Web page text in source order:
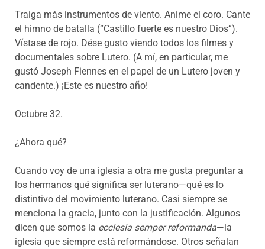
Traiga más instrumentos de viento. Anime el coro. Cante
el himno de batalla (“Castillo fuerte es nuestro Dios”).
Vístase de rojo. Dése gusto viendo todos los filmes y
documentales sobre Lutero. (A mí, en particular, me
gustó Joseph Fiennes en el papel de un Lutero joven y
candente.) ¡Este es nuestro año!
Octubre 32.
¿Ahora qué?
Cuando voy de una iglesia a otra me gusta preguntar a
los hermanos qué significa ser luterano—qué es lo
distintivo del movimiento luterano. Casi siempre se
menciona la gracia, junto con la justificación. Algunos
dicen que somos la ecclesia semper reformanda—la
iglesia que siempre está reformándose. Otros señalan